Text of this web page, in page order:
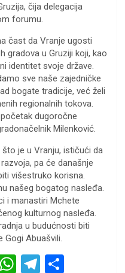
čija delegacija
forumu.
čast da Vranje ugosti
gradova u Gruziji koji, kao
identitet svoje države.
sve naše zajedničke
bogate tradicije, već želi
regionalnih tokova.
dugoročne
Milenković.
je u Vranju, ističući da
pa će današnje
višestruko korisna.
našeg bogatog nasleđa.
i manastiri Mchete
kulturnog nasleđa.
u budućnosti biti
Gogi Abuašvili.
W T